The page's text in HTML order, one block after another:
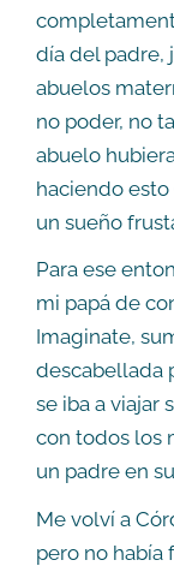
día del padre,
abuelos
no poder, no
abuelo
haciendo esto
un sueño
Para ese
mi papá de
Imaginate,
descabellada
se iba a viajar
con todos los
un padre en
Me volví a
pero no había